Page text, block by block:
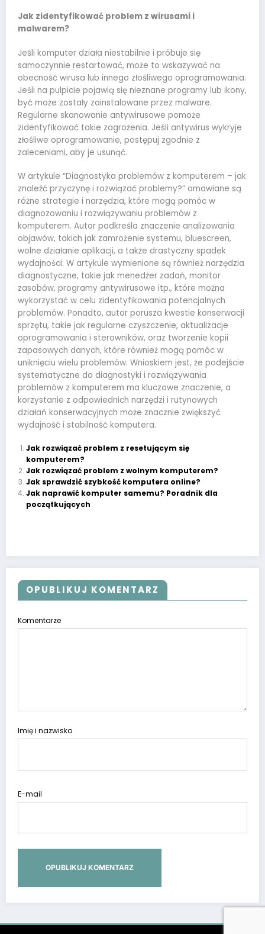
Jak zidentyfikować problem z wirusami i
malwarem?
Jeśli komputer działa niestabilnie i próbuje się
samoczynnie restartować, może to wskazywać na
obecność wirusa lub innego złośliwego oprogramowania.
Jeśli na pulpicie pojawią się nieznane programy lub ikony,
być może zostały zainstalowane przez malware.
Regularne skanowanie antywirusowe pomoże
zidentyfikować takie zagrożenia. Jeśli antywirus wykryje
złośliwe oprogramowanie, postępuj zgodnie z
zaleceniami, aby je usunąć.
W artykule “Diagnostyka problemów z komputerem – jak
znaleźć przyczynę i rozwiązać problemy?” omawiane są
różne strategie i narzędzia, które mogą pomóc w
diagnozowaniu i rozwiązywaniu problemów z
komputerem. Autor podkreśla znaczenie analizowania
objawów, takich jak zamrożenie systemu, bluescreen,
wolne działanie aplikacji, a także drastyczny spadek
wydajności. W artykule wymienione są również narzędzia
diagnostyczne, takie jak menedżer zadań, monitor
zasobów, programy antywirusowe itp., które można
wykorzystać w celu zidentyfikowania potencjalnych
problemów. Ponadto, autor porusza kwestie konserwacji
sprzętu, takie jak regularne czyszczenie, aktualizacje
oprogramowania i sterowników, oraz tworzenie kopii
zapasowych danych, które również mogą pomóc w
uniknięciu wielu problemów. Wnioskiem jest, że podejście
systematyczne do diagnostyki i rozwiązywania
problemów z komputerem ma kluczowe znaczenie, a
korzystanie z odpowiednich narzędzi i rutynowych
działań konserwacyjnych może znacznie zwiększyć
wydajność i stabilność komputera.
Jak rozwiązać problem z resetującym się
komputerem?
Jak rozwiązać problem z wolnym komputerem?
Jak sprawdzić szybkość komputera online?
Jak naprawić komputer samemu? Poradnik dla
początkujących
OPUBLIKUJ KOMENTARZ
Komentarze
Imię i nazwisko
E-mail